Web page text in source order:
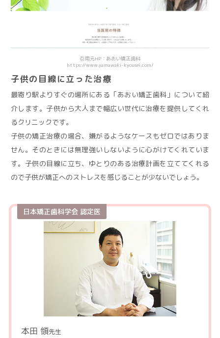
引用元HP：あおい矯正歯科
https://www.yamawaki-kyousei.com/
子供の目線に立った治療
最寄り駅よりすぐの場所にある「あおい矯正歯科」について紹
介します。子供から大人まで幅広い世代に治療を提供してくれ
るクリニックです。
子供の矯正治療の場合、嫌がるようなケースもゼロではありま
せん。そのときには無理強いしないように心がけてくれていま
す。子供の目線に立ち、ゆとりのある治療計画を立ててくれる
ので子供が矯正へのストレスを感じることが少ないでしょう。
日本矯正歯科学会 認定医
本田 領先生